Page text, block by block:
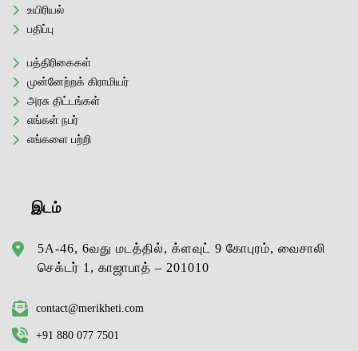
உயிரியல்
பதிப்பு
பத்திரிகைகள்
முன்னேற்றக் கிராமியர்
அரசு திட்டங்கள்
எங்கள் நபர்
எங்களை பற்றி
இடம்
5A-46, 6வது மடத்தில், க்ளவுட் 9 கோபுரம், வைசாலி
செக்டர் 1, காஜாபாத் – 201010
contact@merikheti.com
+91 880 077 7501